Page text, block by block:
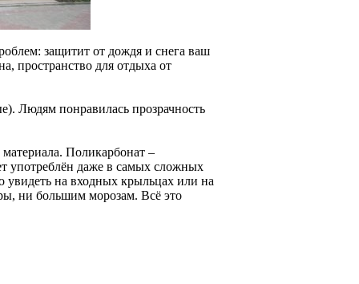
защитит от дождя и снега ваш
пространство для отдыха от
Людям понравилась прозрачность
Поликарбонат –
употреблён даже в самых сложных
увидеть на входных крыльцах или на
ни большим морозам. Всё это